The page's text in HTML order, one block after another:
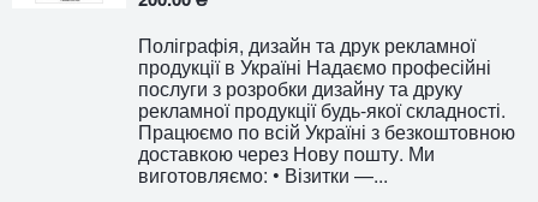
Поліграфія, дизайн та друк рекламної
продукції в Україні Надаємо професійні
послуги з розробки дизайну та друку
рекламної продукції будь-якої складності.
Працюємо по всій Україні з безкоштовною
доставкою через Нову пошту. Ми
виготовляємо: • Візитки —...